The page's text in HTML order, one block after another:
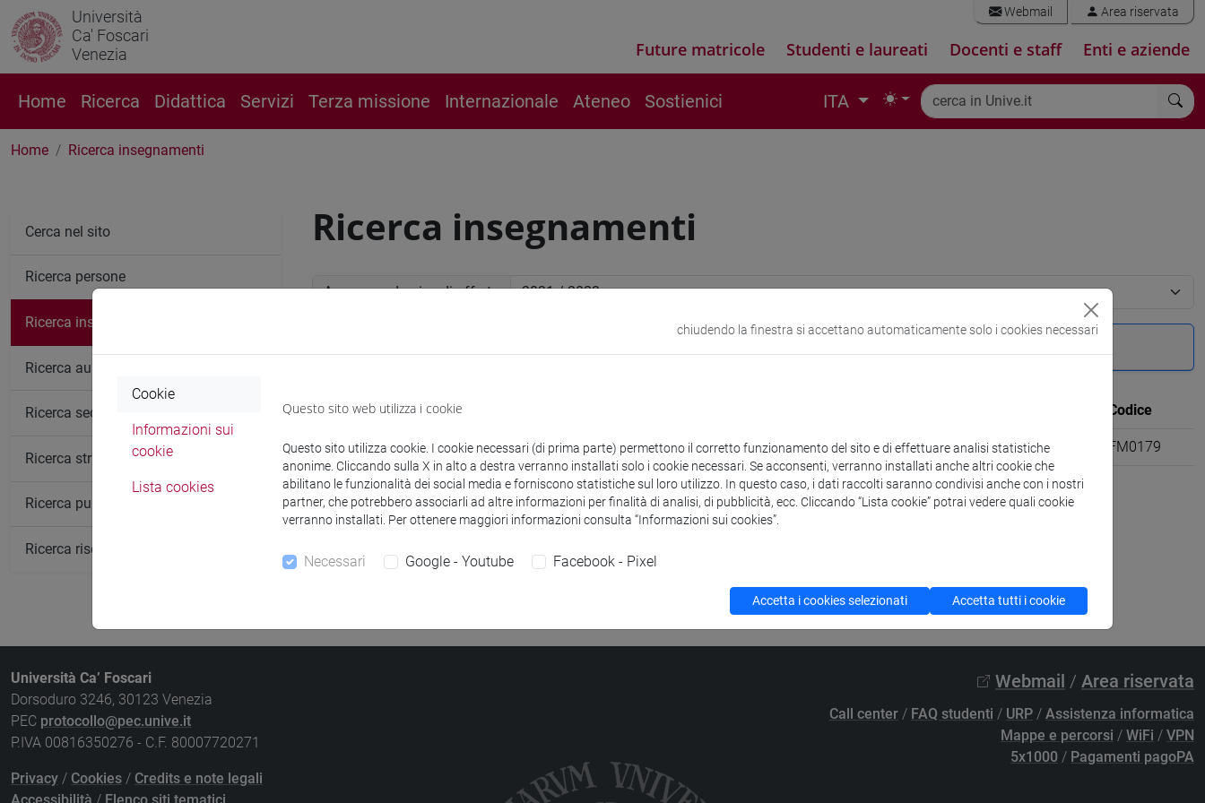
Università
Ca' Foscari
Venezia
Webmail Area riservata
Future matricole Studenti e laureati Docenti e staff Enti e aziende
Home Ricerca Didattica Servizi Terza missione Internazionale Ateneo Sostienici ITA
Home Ricerca insegnamenti
Ricerca insegnamenti
Anno accademico di offerta
Insegnamento Codice
STORIA DEL PENSIERO ETICO-RELIGIOSO SP. -scienze filosofiche [FM61] FM0179
Cerca nel sito
Ricerca persone
Ricerca insegnamenti
Ricerca aule
Ricerca sedi
Ricerca strutture
Ricerca pubblicazioni
Ricerca risorse bibliografiche
Università Ca’ Foscari
Dorsoduro 3246, 30123 Venezia
PEC protocollo@pec.unive.it
P.IVA 00816350276 - C.F. 80007720271
Privacy / Cookies / Credits e note legali
Webmail / Area riservata
Call center / FAQ studenti / URP / Assistenza informatica
Mappe e percorsi / WiFi / VPN
5x1000 / Pagamenti pagoPA
chiudendo la finestra si accettano automaticamente solo i cookies necessari
Cookie
Informazioni sui
cookie
Lista cookies
Questo sito web utilizza i cookie
Questo sito utilizza cookie. I cookie necessari (di prima parte) permettono il corretto funzionamento del sito e di effettuare analisi statistiche
anonime. Cliccando sulla X in alto a destra verranno installati solo i cookie necessari. Se acconsenti, verranno installati anche altri cookie che
abilitano le funzionalità dei social media e forniscono statistiche sul loro utilizzo. In questo caso, i dati raccolti saranno condivisi anche con i nostri
partner, che potrebbero associarli ad altre informazioni per finalità di analisi, di pubblicità, ecc. Cliccando “Lista cookie” potrai vedere quali cookie
verranno installati. Per ottenere maggiori informazioni consulta “Informazioni sui cookies”.
Necessari Google - Youtube Facebook - Pixel
Accetta i cookies selezionati Accetta tutti i cookie